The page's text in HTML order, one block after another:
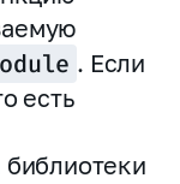
. Если
есть